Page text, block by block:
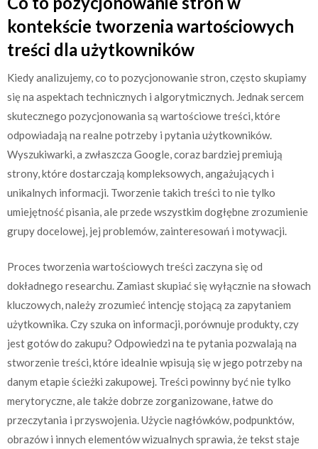
kontekście tworzenia wartościowych
treści dla użytkowników
Kiedy analizujemy, co to pozycjonowanie stron, często skupiamy
się na aspektach technicznych i algorytmicznych. Jednak sercem
skutecznego pozycjonowania są wartościowe treści, które
odpowiadają na realne potrzeby i pytania użytkowników.
Wyszukiwarki, a zwłaszcza Google, coraz bardziej premiują
strony, które dostarczają kompleksowych, angażujących i
unikalnych informacji. Tworzenie takich treści to nie tylko
umiejętność pisania, ale przede wszystkim dogłębne zrozumienie
grupy docelowej, jej problemów, zainteresowań i motywacji.
Proces tworzenia wartościowych treści zaczyna się od
dokładnego researchu. Zamiast skupiać się wyłącznie na słowach
kluczowych, należy zrozumieć intencję stojącą za zapytaniem
użytkownika. Czy szuka on informacji, porównuje produkty, czy
jest gotów do zakupu? Odpowiedzi na te pytania pozwalają na
stworzenie treści, które idealnie wpisują się w jego potrzeby na
danym etapie ścieżki zakupowej. Treści powinny być nie tylko
merytoryczne, ale także dobrze zorganizowane, łatwe do
przeczytania i przyswojenia. Użycie nagłówków, podpunktów,
obrazów i innych elementów wizualnych sprawia, że tekst staje